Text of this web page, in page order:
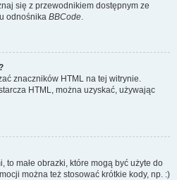
się z przewodnikiem dostępnym ze
odnośnika BBCode.
znaczników HTML na tej witrynie.
HTML, można uzyskać, używając
to małe obrazki, które mogą być użyte do
można też stosować krótkie kody, np. :)